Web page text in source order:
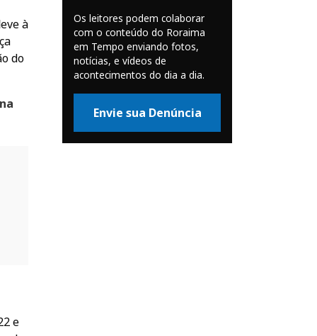
à
do
e
Os leitores podem colaborar
com o conteúdo do Roraima
em Tempo enviando fotos,
notícias, e vídeos de
acontecimentos do dia a dia.
Envie sua Denúncia